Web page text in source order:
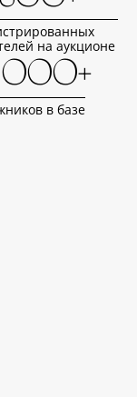
на аукционе
000+
в базе